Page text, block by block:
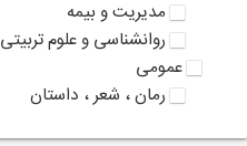
مدیریت و بیمه
روانشناسی و علوم تربیتی
عمومی
رمان ، شعر ، داستان